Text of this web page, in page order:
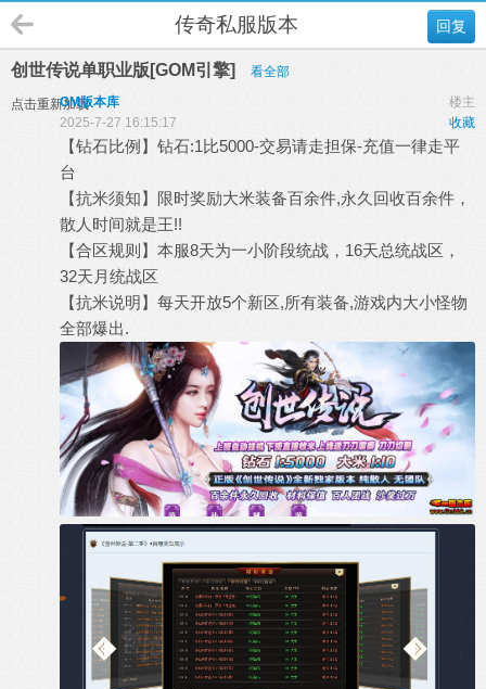
回复
传奇私服版本
创世传说单职业版[GOM引擎] 看全部
点击重新加载 楼主
GM版本库
收藏
2025-7-27 16:15:17
【钻石比例】钻石:1比5000-交易请走担保-充值一律走平
台
【抗米须知】限时奖励大米装备百余件,永久回收百余件，
散人时间就是王!!
【合区规则】本服8天为一小阶段统战，16天总统战区，
32天月统战区
【抗米说明】每天开放5个新区,所有装备,游戏内大小怪物
全部爆出.